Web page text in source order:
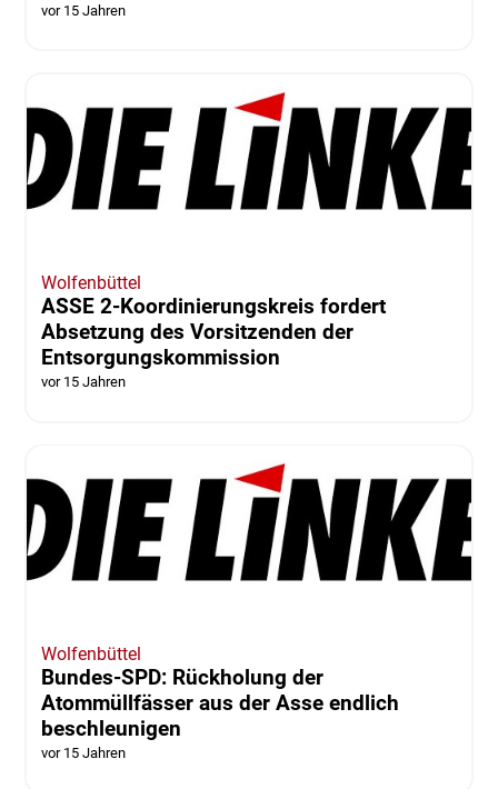
vor 15 Jahren
Wolfenbüttel
ASSE 2-Koordinierungskreis fordert
Absetzung des Vorsitzenden der
Entsorgungskommission
vor 15 Jahren
Wolfenbüttel
Bundes-SPD: Rückholung der
Atommüllfässer aus der Asse endlich
beschleunigen
vor 15 Jahren